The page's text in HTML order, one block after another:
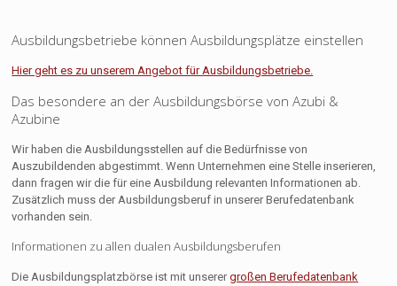
Ausbildungsbetriebe können Ausbildungsplätze einstellen
Hier geht es zu unserem Angebot für Ausbildungsbetriebe.
Das besondere an der Ausbildungsbörse von Azubi &
Azubine
Wir haben die Ausbildungsstellen auf die Bedürfnisse von
Auszubildenden abgestimmt. Wenn Unternehmen eine Stelle inserieren,
dann fragen wir die für eine Ausbildung relevanten Informationen ab.
Zusätzlich muss der Ausbildungsberuf in unserer Berufedatenbank
vorhanden sein.
Informationen zu allen dualen Ausbildungsberufen
Die Ausbildungsplatzbörse ist mit unserergroßen Berufedatenbank